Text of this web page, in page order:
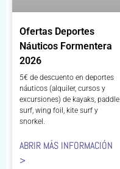
Ofertas Deportes
Náuticos Formentera
2026
5€ de descuento en deportes
náuticos (alquiler, cursos y
excursiones) de kayaks, paddle
surf, wing foil, kite surf y
snorkel.
ABRIR MÁS INFORMACIÓN
>